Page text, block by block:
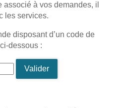
à vos demandes, il
les services.
disposant d’un code de
dessous :
Valider